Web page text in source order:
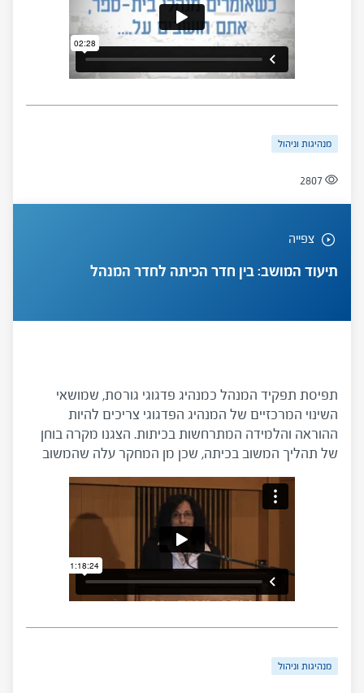
מנהיגות וניהול
2807
צפייה
תיעוד המושב: בין חדר הכיתה לחדר המנהל
תפיסת תפקיד המנהל כמנהיג פדגוגי גורסת, שמושאי
השינוי המרכזיים של המנהיג הפדגוגי צריכים להיות
ההוראה והלמידה המתרחשות בכיתות. הצגנו מקרה בוחן
של תהליך המשוב בכיתה, שכן מן המחקר עלה שהמשוב
הוא אחד הגורמים המשפיעים ביותר על הלמידה. בחנו יחד
כיצד יכול מנהל לקדם פרקטיקת הוראה זו ואחרות בבית
הספר, ובאילו כלים. תיעוד המושב במהפכות של יום יום,
הכנס הארצי השלישי למנהלי בתי ספר
מנהיגות וניהול